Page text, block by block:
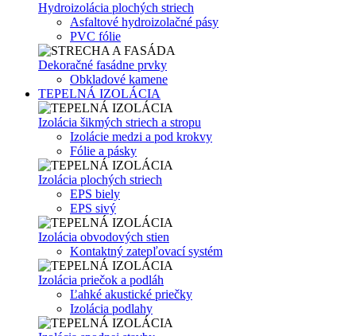
Hydroizolácia plochých striech
Asfaltové hydroizolačné pásy
PVC fólie
Dekoračné fasádne prvky
Obkladové kamene
TEPELNÁ IZOLÁCIA
Izolácia šikmých striech a stropu
Izolácie medzi a pod krokvy
Fólie a pásky
Izolácia plochých striech
EPS biely
EPS sivý
Izolácia obvodových stien
Kontaktný zatepľovací systém
Izolácia priečok a podláh
Ľahké akustické priečky
Izolácia podlahy